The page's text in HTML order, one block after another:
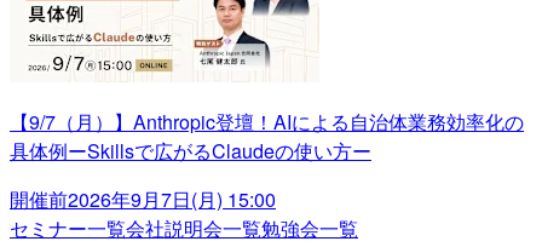
【9/7（月）】Anthropic登壇！AIによる自治体業務効率化の
具体例ーSkillsで広がるClaudeの使い方ー
開催前2026年9月7日(月) 15:00
セミナー一覧会社説明会一覧勉強会一覧